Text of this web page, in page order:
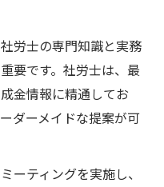
労士の専門知識と実務
要です。社労士は、最
金情報に精通してお
ダーメイドな提案が可
ーティングを実施し、